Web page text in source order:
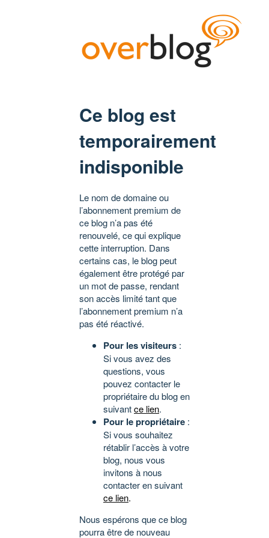
Ce blog est
temporairement
indisponible
Le nom de domaine ou
l’abonnement premium de
ce blog n’a pas été
renouvelé, ce qui explique
cette interruption. Dans
certains cas, le blog peut
également être protégé par
un mot de passe, rendant
son accès limité tant que
l’abonnement premium n’a
pas été réactivé.
Pour les visiteurs :
Si vous avez des
questions, vous
pouvez contacter le
propriétaire du blog en
suivantce lien.
Pour le propriétaire :
Si vous souhaitez
rétablir l’accès à votre
blog, nous vous
invitons à nous
contacter en suivant
ce lien.
Nous espérons que ce blog
pourra être de nouveau